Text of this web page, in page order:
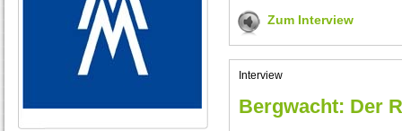
Zum Interview
Interview
Bergwacht: Der